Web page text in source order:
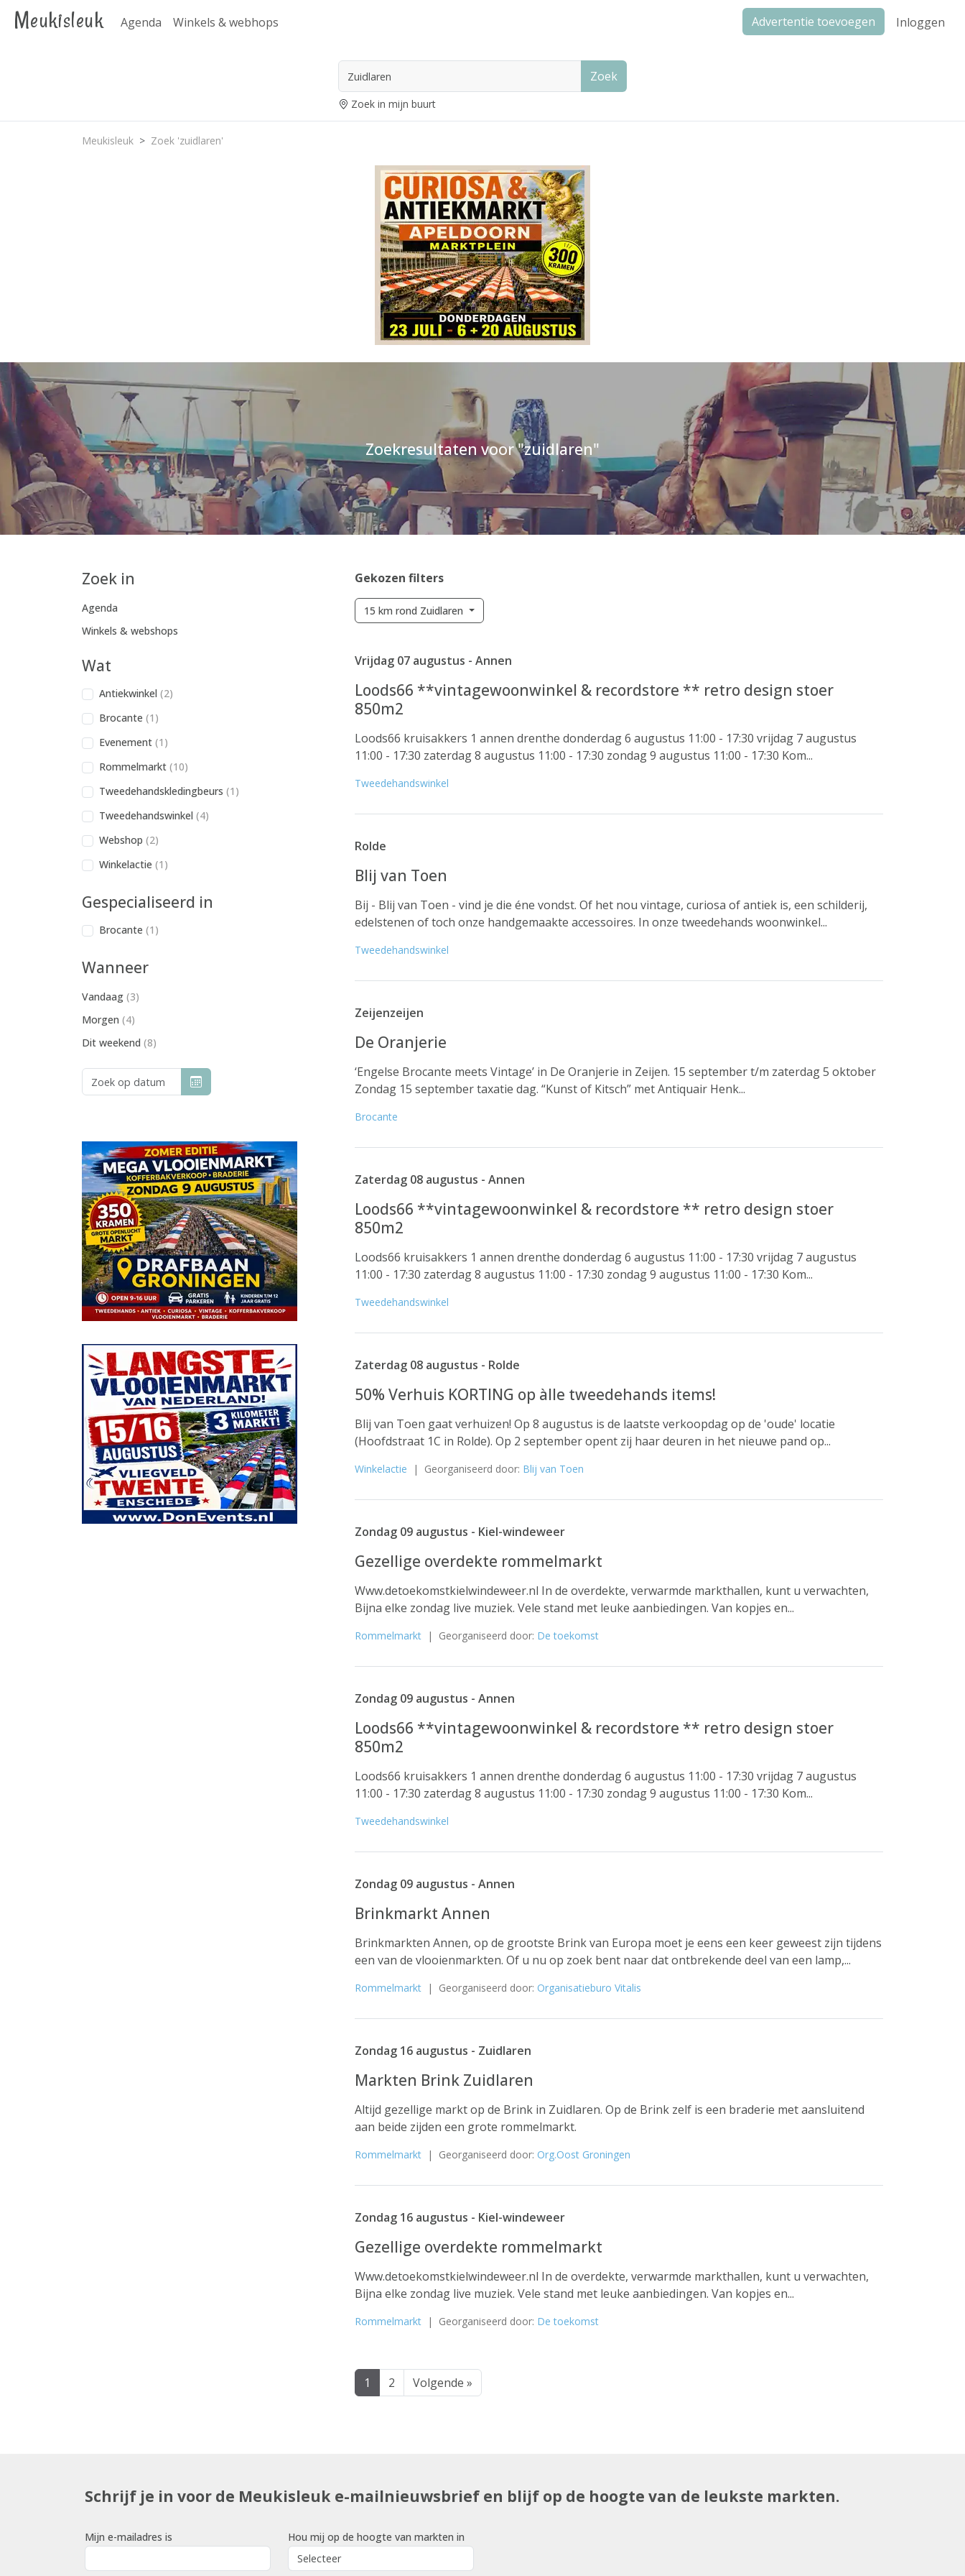
Meukisleuk Agenda Winkels & webhops Advertentie toevoegen Inloggen
Zoek
Zoek in mijn buurt
Meukisleuk Zoek 'zuidlaren'
Zoekresultaten voor "zuidlaren"
Zoek in
Agenda
Winkels & webshops
Wat
Antiekwinkel (2)
Brocante (1)
Evenement (1)
Rommelmarkt (10)
Tweedehandskledingbeurs (1)
Tweedehandswinkel (4)
Webshop (2)
Winkelactie (1)
Gespecialiseerd in
Brocante (1)
Wanneer
Vandaag (3)
Morgen (4)
Dit weekend (8)
Gekozen filters
15 km rond Zuidlaren
Vrijdag 07 augustus - Annen
Loods66 **vintagewoonwinkel & recordstore ** retro design stoer
850m2
Loods66 kruisakkers 1 annen drenthe donderdag 6 augustus 11:00 - 17:30 vrijdag 7 augustus
11:00 - 17:30 zaterdag 8 augustus 11:00 - 17:30 zondag 9 augustus 11:00 - 17:30 Kom...
Tweedehandswinkel
Rolde
Blij van Toen
Bij - Blij van Toen - vind je die éne vondst. Of het nou vintage, curiosa of antiek is, een schilderij,
edelstenen of toch onze handgemaakte accessoires. In onze tweedehands woonwinkel...
Tweedehandswinkel
Zeijenzeijen
De Oranjerie
‘Engelse Brocante meets Vintage’ in De Oranjerie in Zeijen. 15 september t/m zaterdag 5 oktober
Zondag 15 september taxatie dag. “Kunst of Kitsch” met Antiquair Henk...
Brocante
Zaterdag 08 augustus - Annen
Loods66 **vintagewoonwinkel & recordstore ** retro design stoer
850m2
Loods66 kruisakkers 1 annen drenthe donderdag 6 augustus 11:00 - 17:30 vrijdag 7 augustus
11:00 - 17:30 zaterdag 8 augustus 11:00 - 17:30 zondag 9 augustus 11:00 - 17:30 Kom...
Tweedehandswinkel
Zaterdag 08 augustus - Rolde
50% Verhuis KORTING op àlle tweedehands items!
Blij van Toen gaat verhuizen! Op 8 augustus is de laatste verkoopdag op de 'oude' locatie
(Hoofdstraat 1C in Rolde). Op 2 september opent zij haar deuren in het nieuwe pand op...
Winkelactie | Georganiseerd door: Blij van Toen
Zondag 09 augustus - Kiel-windeweer
Gezellige overdekte rommelmarkt
Www.detoekomstkielwindeweer.nl In de overdekte, verwarmde markthallen, kunt u verwachten,
Bijna elke zondag live muziek. Vele stand met leuke aanbiedingen. Van kopjes en...
Rommelmarkt | Georganiseerd door: De toekomst
Zondag 09 augustus - Annen
Loods66 **vintagewoonwinkel & recordstore ** retro design stoer
850m2
Loods66 kruisakkers 1 annen drenthe donderdag 6 augustus 11:00 - 17:30 vrijdag 7 augustus
11:00 - 17:30 zaterdag 8 augustus 11:00 - 17:30 zondag 9 augustus 11:00 - 17:30 Kom...
Tweedehandswinkel
Zondag 09 augustus - Annen
Brinkmarkt Annen
Brinkmarkten Annen, op de grootste Brink van Europa moet je eens een keer geweest zijn tijdens
een van de vlooienmarkten. Of u nu op zoek bent naar dat ontbrekende deel van een lamp,...
Rommelmarkt | Georganiseerd door: Organisatieburo Vitalis
Zondag 16 augustus - Zuidlaren
Markten Brink Zuidlaren
Altijd gezellige markt op de Brink in Zuidlaren. Op de Brink zelf is een braderie met aansluitend
aan beide zijden een grote rommelmarkt.
Rommelmarkt | Georganiseerd door: Org.Oost Groningen
Zondag 16 augustus - Kiel-windeweer
Gezellige overdekte rommelmarkt
Www.detoekomstkielwindeweer.nl In de overdekte, verwarmde markthallen, kunt u verwachten,
Bijna elke zondag live muziek. Vele stand met leuke aanbiedingen. Van kopjes en...
Rommelmarkt | Georganiseerd door: De toekomst
1 2 Volgende »
Schrijf je in voor de Meukisleuk e-mailnieuwsbrief en blijf op de hoogte van de leukste markten.
Mijn e-mailadres is Hou mij op de hoogte van markten in